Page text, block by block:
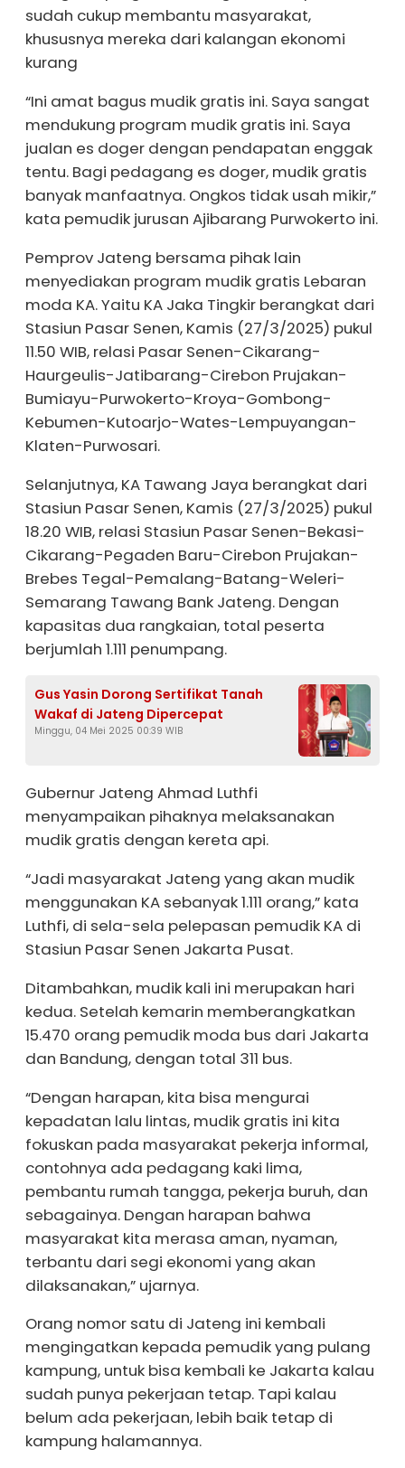
sudah cukup membantu masyarakat,
khususnya mereka dari kalangan ekonomi
kurang
“Ini amat bagus mudik gratis ini. Saya sangat
mendukung program mudik gratis ini. Saya
jualan es doger dengan pendapatan enggak
tentu. Bagi pedagang es doger, mudik gratis
banyak manfaatnya. Ongkos tidak usah mikir,”
kata pemudik jurusan Ajibarang Purwokerto ini.
Pemprov Jateng bersama pihak lain
menyediakan program mudik gratis Lebaran
moda KA. Yaitu KA Jaka Tingkir berangkat dari
Stasiun Pasar Senen, Kamis (27/3/2025) pukul
11.50 WIB, relasi Pasar Senen-Cikarang-
Haurgeulis-Jatibarang-Cirebon Prujakan-
Bumiayu-Purwokerto-Kroya-Gombong-
Kebumen-Kutoarjo-Wates-Lempuyangan-
Klaten-Purwosari.
Selanjutnya, KA Tawang Jaya berangkat dari
Stasiun Pasar Senen, Kamis (27/3/2025) pukul
18.20 WIB, relasi Stasiun Pasar Senen-Bekasi-
Cikarang-Pegaden Baru-Cirebon Prujakan-
Brebes Tegal-Pemalang-Batang-Weleri-
Semarang Tawang Bank Jateng. Dengan
kapasitas dua rangkaian, total peserta
berjumlah 1.111 penumpang.
Gus Yasin Dorong Sertifikat Tanah
Wakaf di Jateng Dipercepat
Minggu, 04 Mei 2025 00:39 WIB
Gubernur Jateng Ahmad Luthfi
menyampaikan pihaknya melaksanakan
mudik gratis dengan kereta api.
“Jadi masyarakat Jateng yang akan mudik
menggunakan KA sebanyak 1.111 orang,” kata
Luthfi, di sela-sela pelepasan pemudik KA di
Stasiun Pasar Senen Jakarta Pusat.
Ditambahkan, mudik kali ini merupakan hari
kedua. Setelah kemarin memberangkatkan
15.470 orang pemudik moda bus dari Jakarta
dan Bandung, dengan total 311 bus.
“Dengan harapan, kita bisa mengurai
kepadatan lalu lintas, mudik gratis ini kita
fokuskan pada masyarakat pekerja informal,
contohnya ada pedagang kaki lima,
pembantu rumah tangga, pekerja buruh, dan
sebagainya. Dengan harapan bahwa
masyarakat kita merasa aman, nyaman,
terbantu dari segi ekonomi yang akan
dilaksanakan,” ujarnya.
Orang nomor satu di Jateng ini kembali
mengingatkan kepada pemudik yang pulang
kampung, untuk bisa kembali ke Jakarta kalau
sudah punya pekerjaan tetap. Tapi kalau
belum ada pekerjaan, lebih baik tetap di
kampung halamannya.